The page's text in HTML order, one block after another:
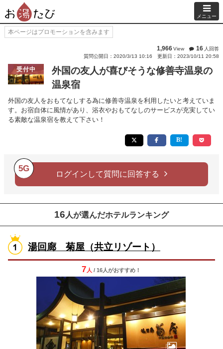
メニュー
本ページはプロモーションを含みます
1,966View 16 人回答
質問公開日：2020/3/13 10:16
更新日：2023/10/11 20:58
受付中
外国の友人が喜びそうな修善寺温泉の
温泉宿
外国の友人をおもてなしする為に修善寺温泉を利用したいと考えていま
す。お宿自体に風情があり、浴衣やおもてなしのサービスが充実してい
る素敵な温泉宿を教えて下さい！
5G
ログインして質問に回答する
16 人が選んだホテルランキング
湯回廊 菊屋（共立リゾート）
7 人 / 16人がおすすめ！